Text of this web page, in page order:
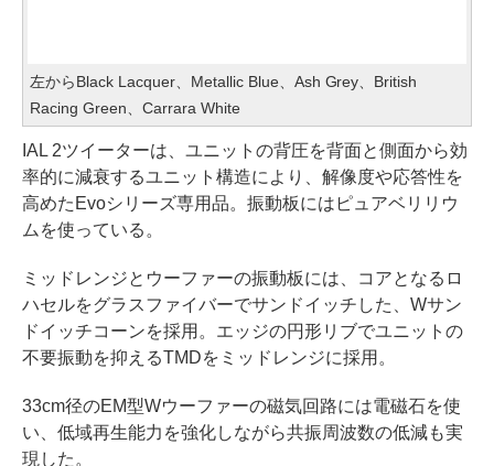
左からBlack Lacquer、Metallic Blue、Ash Grey、British
Racing Green、Carrara White
IAL 2ツイーターは、ユニットの背圧を背面と側面から効
率的に減衰するユニット構造により、解像度や応答性を
高めたEvoシリーズ専用品。振動板にはピュアベリリウ
ムを使っている。
ミッドレンジとウーファーの振動板には、コアとなるロ
ハセルをグラスファイバーでサンドイッチした、Wサン
ドイッチコーンを採用。エッジの円形リブでユニットの
不要振動を抑えるTMDをミッドレンジに採用。
33cm径のEM型Wウーファーの磁気回路には電磁石を使
い、低域再生能力を強化しながら共振周波数の低減も実
現した。